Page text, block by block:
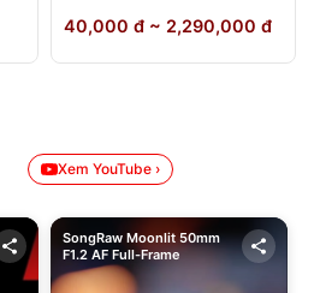
40,000 đ ~ 2,290,000 đ
Xem YouTube ›
SongRaw Moonlit 50mm
F1.2 AF Full-Frame